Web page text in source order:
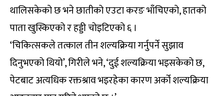
थालिसकेको छ भने छातीको एउटा करङ भाँचिएको, हातको
पाता खुस्किएको र हड्डी चोइटिएको ६ ।
‘चिकित्सकले तत्काल तीन शल्यक्रिया गर्नुपर्ने सुझाव
दिनुभएको थियो’, गिरीले भने, ‘दुई शल्यक्रिया भइसकेको छ,
पेटबाट अत्यधिक रक्तश्राव भइरहेका कारण अर्को शल्यक्रिया